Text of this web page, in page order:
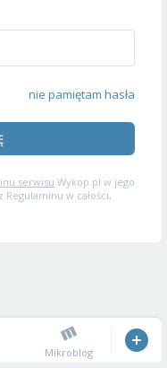
nie pamiętam hasła
serwisu Wykop.pl w jego
w całości,
Mikroblog